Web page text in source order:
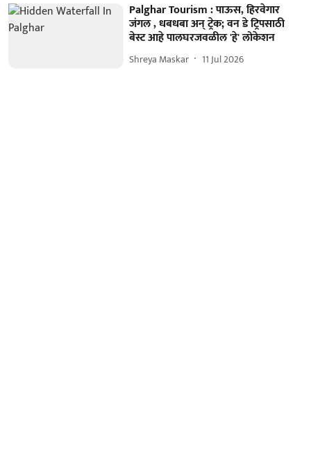
Palghar Tourism : पाऊस, हिरवेगार
जंगल , धबधबा अन् ट्रेक; वन डे ट्रिपसाठी
बेस्ट आहे पालघरजवळील 'हे' लोकेशन
Shreya Maskar 11 Jul 2026